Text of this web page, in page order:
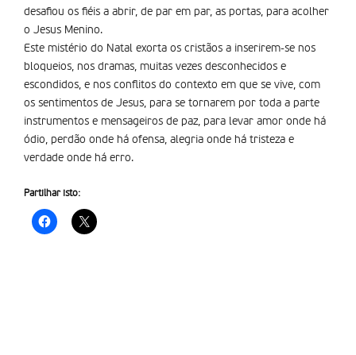
desafiou os fiéis a abrir, de par em par, as portas, para acolher
o Jesus Menino.
Este mistério do Natal exorta os cristãos a inserirem-se nos
bloqueios, nos dramas, muitas vezes desconhecidos e
escondidos, e nos conflitos do contexto em que se vive, com
os sentimentos de Jesus, para se tornarem por toda a parte
instrumentos e mensageiros de paz, para levar amor onde há
ódio, perdão onde há ofensa, alegria onde há tristeza e
verdade onde há erro.
Partilhar isto: